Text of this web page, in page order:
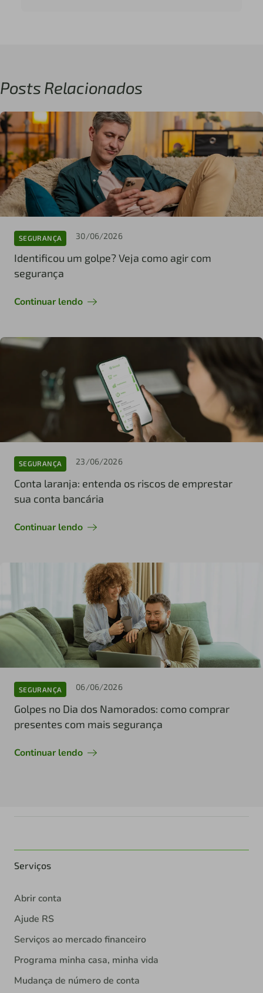
Posts Relacionados
SEGURANÇA 30/06/2026
Identificou um golpe? Veja como agir com
segurança
Continuar lendo
SEGURANÇA 23/06/2026
Conta laranja: entenda os riscos de emprestar
sua conta bancária
Continuar lendo
SEGURANÇA 06/06/2026
Golpes no Dia dos Namorados: como comprar
presentes com mais segurança
Continuar lendo
Serviços
Abrir conta
Ajude RS
Serviços ao mercado financeiro
Programa minha casa, minha vida
Mudança de número de conta